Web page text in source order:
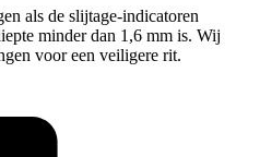
als de slijtage-indicatoren
minder dan 1,6 mm is. Wij
voor een veiligere rit.